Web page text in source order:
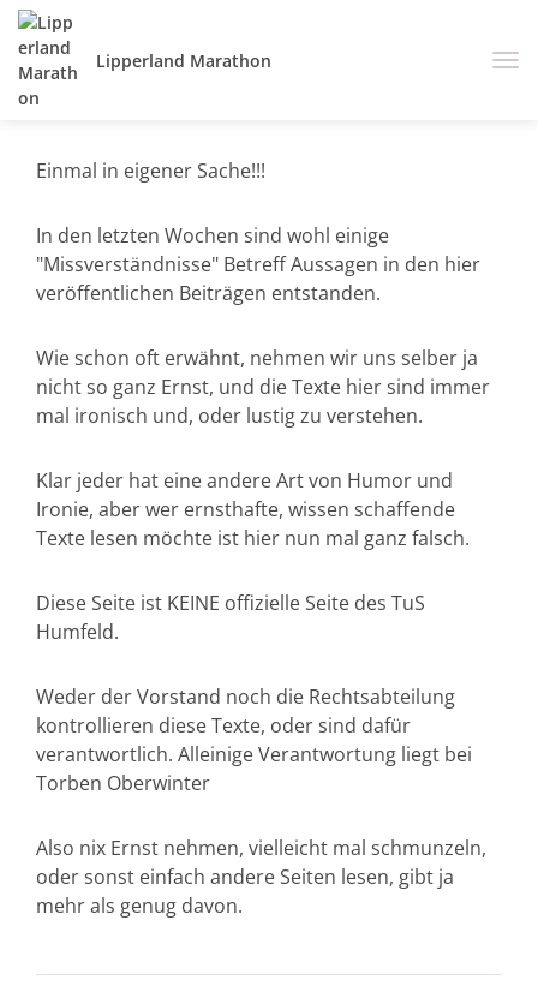
Lipperland Marathon
Einmal in eigener Sache!!!
In den letzten Wochen sind wohl einige
"Missverständnisse" Betreff Aussagen in den hier
veröffentlichen Beiträgen entstanden.
Wie schon oft erwähnt, nehmen wir uns selber ja
nicht so ganz Ernst, und die Texte hier sind immer
mal ironisch und, oder lustig zu verstehen.
Klar jeder hat eine andere Art von Humor und
Ironie, aber wer ernsthafte, wissen schaffende
Texte lesen möchte ist hier nun mal ganz falsch.
Diese Seite ist KEINE offizielle Seite des TuS
Humfeld.
Weder der Vorstand noch die Rechtsabteilung
kontrollieren diese Texte, oder sind dafür
verantwortlich. Alleinige Verantwortung liegt bei
Torben Oberwinter
Also nix Ernst nehmen, vielleicht mal schmunzeln,
oder sonst einfach andere Seiten lesen, gibt ja
mehr als genug davon.